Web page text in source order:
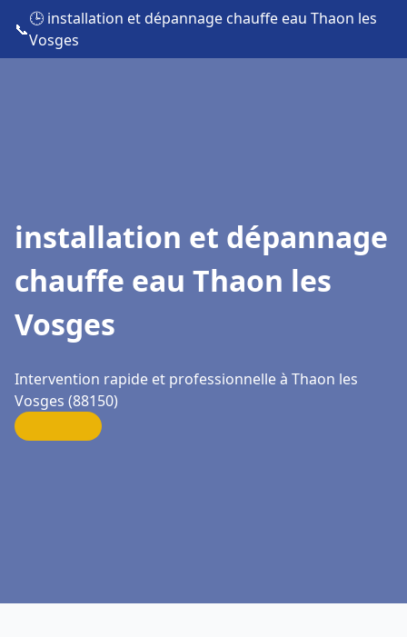
📞
🕒 installation et dépannage chauffe eau Thaon les
Vosges
installation et dépannage
chauffe eau Thaon les
Vosges
Intervention rapide et professionnelle à Thaon les
Vosges (88150)